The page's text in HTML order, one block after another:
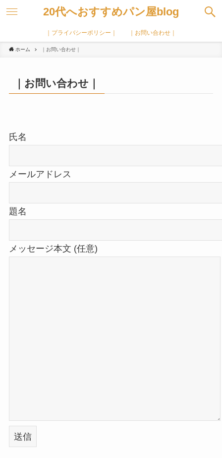
20代へおすすめパン屋blog
｜プライバシーポリシー｜ ｜お問い合わせ｜
ホーム ｜お問い合わせ｜
｜お問い合わせ｜
氏名
メールアドレス
題名
メッセージ本文 (任意)